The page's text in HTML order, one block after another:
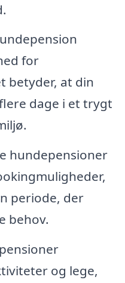
for
betyder, at din
dage i et trygt
hundepensioner
periode, der
behov.
og lege,